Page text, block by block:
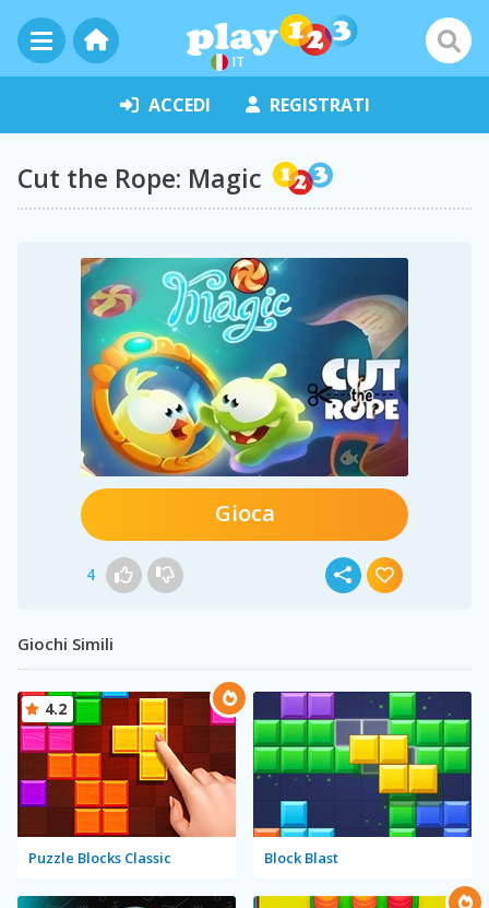
IT
ACCEDI REGISTRATI
Cut the Rope: Magic
Gioca
4
Giochi Simili
Puzzle Blocks Classic
4.2
Block Blast